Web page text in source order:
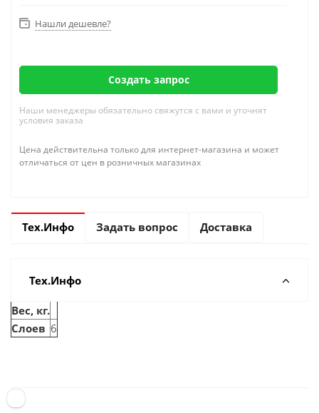
Нашли дешевле?
Создать запрос
Наши менеджеры обязательно свяжутся с вами и уточнят
условия заказа
Цена действительна только для интернет-магазина и может
отличаться от цен в розничных магазинах
Тех.Инфо Задать вопрос Доставка
Тех.Инфо
Вес, кг.
Слоев 6